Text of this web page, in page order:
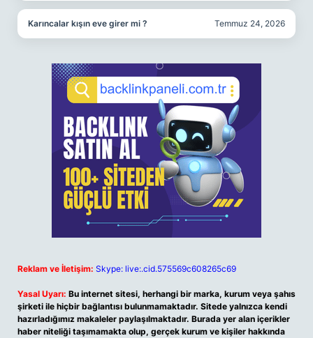
Karıncalar kışın eve girer mi ? Temmuz 24, 2026
Reklam ve İletişim: Skype: live:.cid.575569c608265c69
Yasal Uyarı: Bu internet sitesi, herhangi bir marka, kurum veya şahıs
şirketi ile hiçbir bağlantısı bulunmamaktadır. Sitede yalnızca kendi
hazırladığımız makaleler paylaşılmaktadır. Burada yer alan içerikler
haber niteliği taşımamakta olup, gerçek kurum ve kişiler hakkında